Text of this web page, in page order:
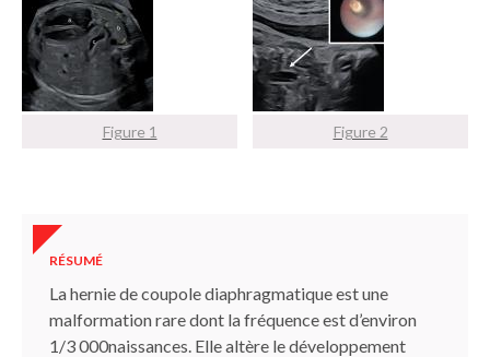
Figure 1 Figure 2
RÉSUMÉ
La hernie de coupole diaphragmatique est une
malformation rare dont la fréquence est d’environ
1/3 000naissances. Elle altère le développement